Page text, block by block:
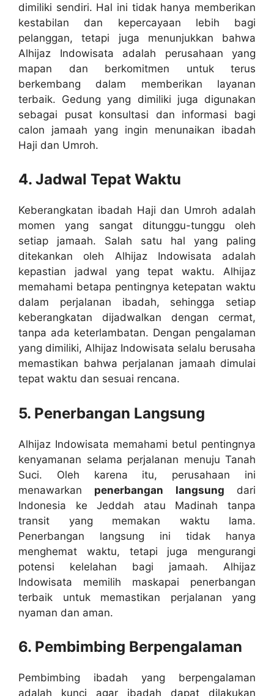
dimiliki sendiri. Hal ini tidak hanya memberikan
kestabilan dan kepercayaan lebih bagi
pelanggan, tetapi juga menunjukkan bahwa
Alhijaz Indowisata adalah perusahaan yang
mapan dan berkomitmen untuk terus
berkembang dalam memberikan layanan
terbaik. Gedung yang dimiliki juga digunakan
sebagai pusat konsultasi dan informasi bagi
calon jamaah yang ingin menunaikan ibadah
Haji dan Umroh.
4. Jadwal Tepat Waktu
Keberangkatan ibadah Haji dan Umroh adalah
momen yang sangat ditunggu-tunggu oleh
setiap jamaah. Salah satu hal yang paling
ditekankan oleh Alhijaz Indowisata adalah
kepastian jadwal yang tepat waktu. Alhijaz
memahami betapa pentingnya ketepatan waktu
dalam perjalanan ibadah, sehingga setiap
keberangkatan dijadwalkan dengan cermat,
tanpa ada keterlambatan. Dengan pengalaman
yang dimiliki, Alhijaz Indowisata selalu berusaha
memastikan bahwa perjalanan jamaah dimulai
tepat waktu dan sesuai rencana.
5. Penerbangan Langsung
Alhijaz Indowisata memahami betul pentingnya
kenyamanan selama perjalanan menuju Tanah
Suci. Oleh karena itu, perusahaan ini
menawarkan penerbangan langsung dari
Indonesia ke Jeddah atau Madinah tanpa
transit yang memakan waktu lama.
Penerbangan langsung ini tidak hanya
menghemat waktu, tetapi juga mengurangi
potensi kelelahan bagi jamaah. Alhijaz
Indowisata memilih maskapai penerbangan
terbaik untuk memastikan perjalanan yang
nyaman dan aman.
6. Pembimbing Berpengalaman
Pembimbing ibadah yang berpengalaman
adalah kunci agar ibadah dapat dilakukan